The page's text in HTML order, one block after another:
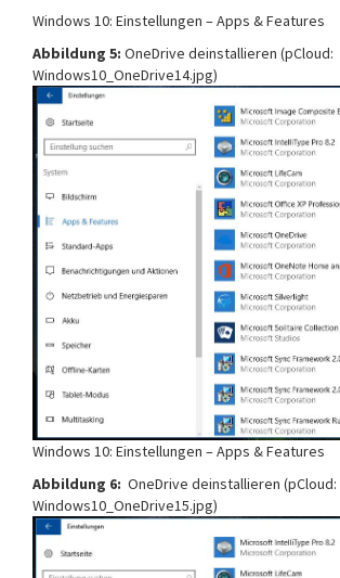
Windows 10: Einstellungen – Apps & Features
Abbildung 5: OneDrive deinstallieren (pCloud:
Windows10_OneDrive14.jpg)
Windows 10: Einstellungen – Apps & Features
Abbildung 6: OneDrive deinstallieren (pCloud:
Windows10_OneDrive15.jpg)